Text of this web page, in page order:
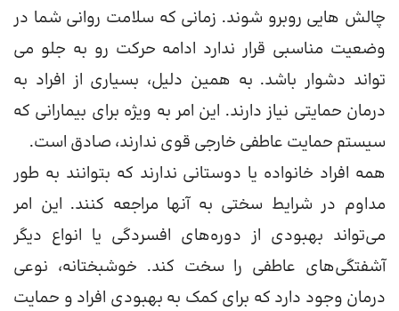
چالش هایی روبرو شوند. زمانی که سلامت روانی شما در
وضعیت مناسبی قرار ندارد ادامه حرکت رو به جلو می
تواند دشوار باشد. به همین دلیل، بسیاری از افراد به
درمان حمایتی نیاز دارند. این امر به ویژه برای بیمارانی که
سیستم حمایت عاطفی خارجی قوی ندارند، صادق است.
همه افراد خانواده یا دوستانی ندارند که بتوانند به طور
مداوم در شرایط سختی به آنها مراجعه کنند. این امر
می‌تواند بهبودی از دوره‌های افسردگی یا انواع دیگر
آشفتگی‌های عاطفی را سخت کند. خوشبختانه، نوعی
درمان وجود دارد که برای کمک به بهبودی افراد و حمایت